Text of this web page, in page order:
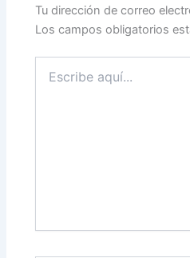
Tu dirección de correo
Los campos obligatorios
aquí...